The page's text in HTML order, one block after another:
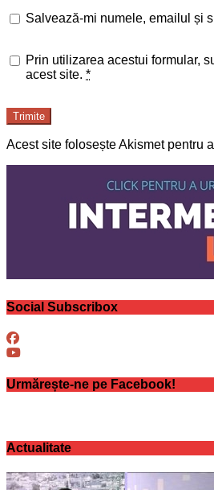
Salvează-mi numele, emailul și
Prin utilizarea acestui formular,
acest site. *
Trimite
Acest site folosește Akismet pentru
Social Subscribox
Urmărește-ne pe Facebook!
Actualitate